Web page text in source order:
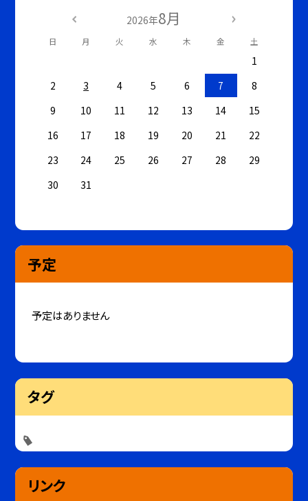
2026年8月
日 月 火 水 木 金 土
1
2
3 4 5 6 7
8
9
10 11 12 13 14
15
16
17 18 19 20 21
22
23
24 25 26 27 28
29
30
31
予定
予定はありません
タグ
リンク